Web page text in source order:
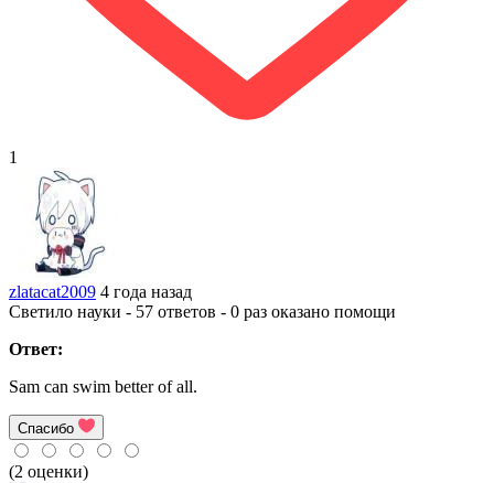
1
zlatacat2009 4 года назад
Светило науки - 57 ответов - 0 раз оказано помощи
Ответ:
Sam can swim better of all.
Спасибо
(2 оценки)